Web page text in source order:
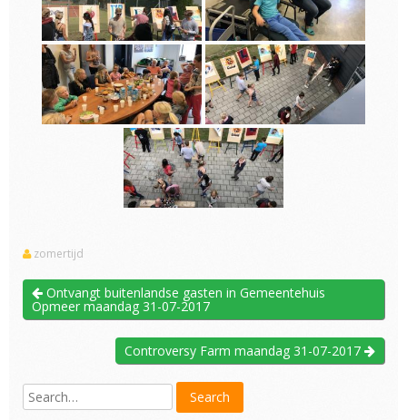
zomertijd
Ontvangt buitenlandse gasten in Gemeentehuis
Opmeer maandag 31-07-2017
Controversy Farm maandag 31-07-2017